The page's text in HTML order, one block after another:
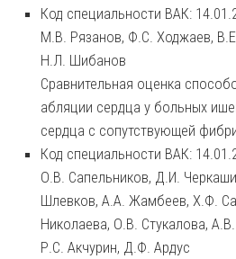
Код специальности ВАК:
М.В. Рязанов, Ф.С. Ходжаев,
Н.Л. Шибанов
Сравнительная оценка
абляции сердца у больных
сердца с сопутствующей
Код специальности ВАК:
О.В. Сапельников, Д.И.
Шлевков, А.А. Жамбеев, Х.Ф.
Николаева, О.В. Стукалова,
Р.С. Акчурин, Д.Ф. Ардус